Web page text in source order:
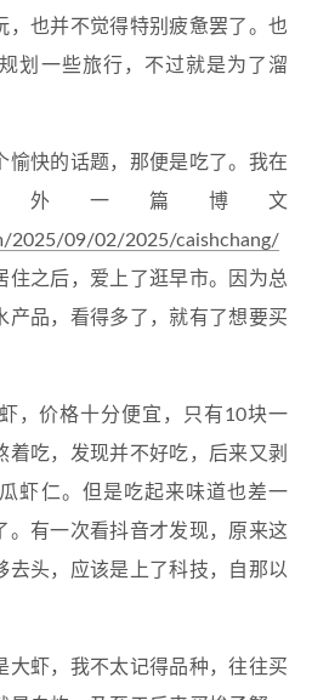
，也并不觉得特别疲惫罢了。也
划一些旅行，不过就是为了溜
愉快的话题，那便是吃了。我在
外一篇博文
2025/09/02/2025/caishchang/
住之后，爱上了逛早市。因为总
产品，看得多了，就有了想要买
，价格十分便宜，只有10块一
着吃，发现并不好吃，后来又剥
虾仁。但是吃起来味道也差一
。有一次看抖音才发现，原来这
去头，应该是上了科技，自那以
大虾，我不太记得品种，往往买